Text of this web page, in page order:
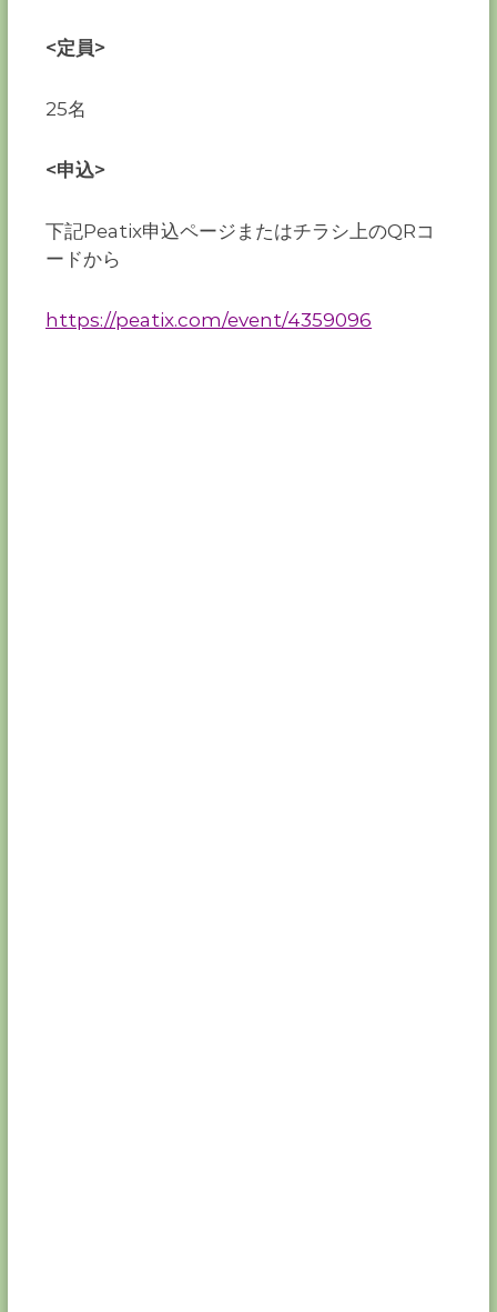
<定員>
25名
<申込>
下記Peatix申込ページまたはチラシ上のQRコ
ードから
https://peatix.com/event/4359096